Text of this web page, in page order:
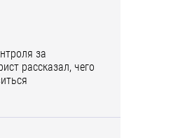
за
рассказал, чего